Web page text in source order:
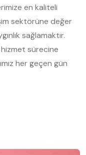
en kaliteli
sektörüne değer
sağlamaktır.
sürecine
her geçen gün